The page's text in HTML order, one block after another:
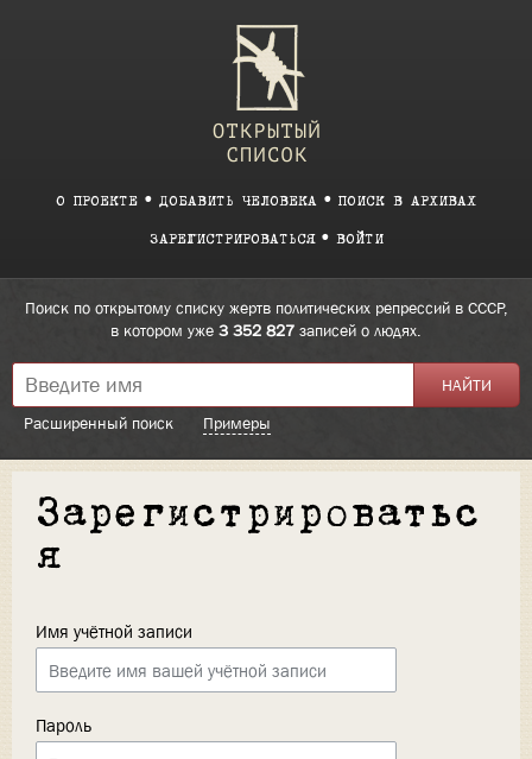
О ПРОЕКТЕ ДОБАВИТЬ ЧЕЛОВЕКА ПОИСК В АРХИВАХ
ЗАРЕГИСТРИРОВАТЬСЯ ВОЙТИ
Поиск по открытому списку жертв политических репрессий в СССР,
в котором уже 3 352 827 записей о людях.
Расширенный поиск Примеры
Зарегистрироватьс
я
Имя учётной записи
Пароль